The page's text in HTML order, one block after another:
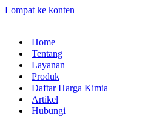
Lompat ke konten
Home
Tentang
Layanan
Produk
Daftar Harga Kimia
Artikel
Hubungi